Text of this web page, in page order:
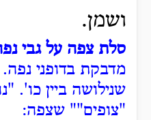
ושמן.
סלת צפה על גבי
מדבקת בדופני
שנילושה ביין כו'.
"צופים"" שצפה: